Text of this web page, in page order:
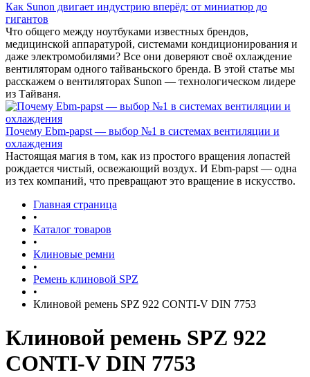
Как Sunon двигает индустрию вперёд: от миниатюр до
гигантов
Что общего между ноутбуками известных брендов,
медицинской аппаратурой, системами кондиционирования и
даже электромобилями? Все они доверяют своё охлаждение
вентиляторам одного тайваньского бренда. В этой статье мы
расскажем о вентиляторах Sunon — технологическом лидере
из Тайваня.
Почему Ebm-papst — выбор №1 в системах вентиляции и
охлаждения
Настоящая магия в том, как из простого вращения лопастей
рождается чистый, освежающий воздух. И Ebm-papst — одна
из тех компаний, что превращают это вращение в искусство.
Главная страница
•
Каталог товаров
•
Клиновые ремни
•
Ремень клиновой SPZ
•
Клиновой ремень SPZ 922 CONTI-V DIN 7753
Клиновой ремень SPZ 922
CONTI-V DIN 7753